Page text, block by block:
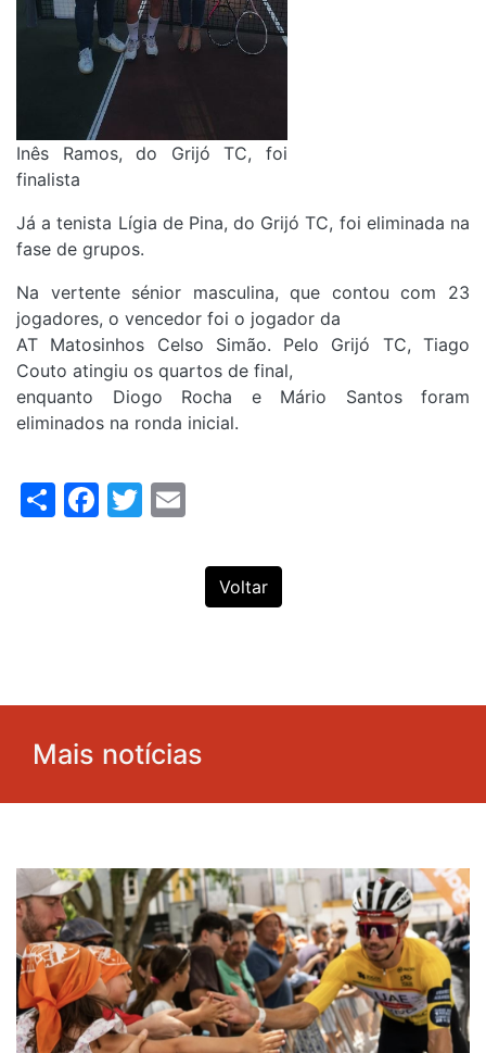
Inês Ramos, do Grijó TC, foi
finalista
Já a tenista Lígia de Pina, do Grijó TC, foi eliminada na
fase de grupos.
Na vertente sénior masculina, que contou com 23
jogadores, o vencedor foi o jogador da
AT Matosinhos Celso Simão. Pelo Grijó TC, Tiago
Couto atingiu os quartos de final,
enquanto Diogo Rocha e Mário Santos foram
eliminados na ronda inicial.
ShareFacebook
Twitter
Voltar
Mais notícias